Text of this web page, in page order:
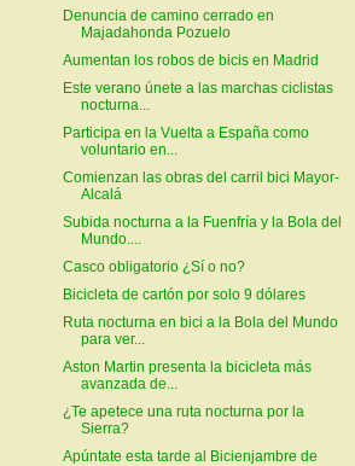
Denuncia de camino cerrado en
Majadahonda Pozuelo
Aumentan los robos de bicis en Madrid
Este verano únete a las marchas ciclistas
nocturna...
Participa en la Vuelta a España como
voluntario en...
Comienzan las obras del carril bici Mayor-
Alcalá
Subida nocturna a la Fuenfría y la Bola del
Mundo....
Casco obligatorio ¿Sí o no?
Bicicleta de cartón por solo 9 dólares
Ruta nocturna en bici a la Bola del Mundo
para ver...
Aston Martin presenta la bicicleta más
avanzada de...
¿Te apetece una ruta nocturna por la
Sierra?
Apúntate esta tarde al Bicienjambre de